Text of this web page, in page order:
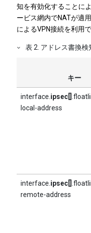
知を有効化することに
ービス網内でNATが適
によるVPN接続を利用で
表 2 アドレス書換検
キー
interface. ipsec[]
local-address
interface. ipsec[]
remote-address